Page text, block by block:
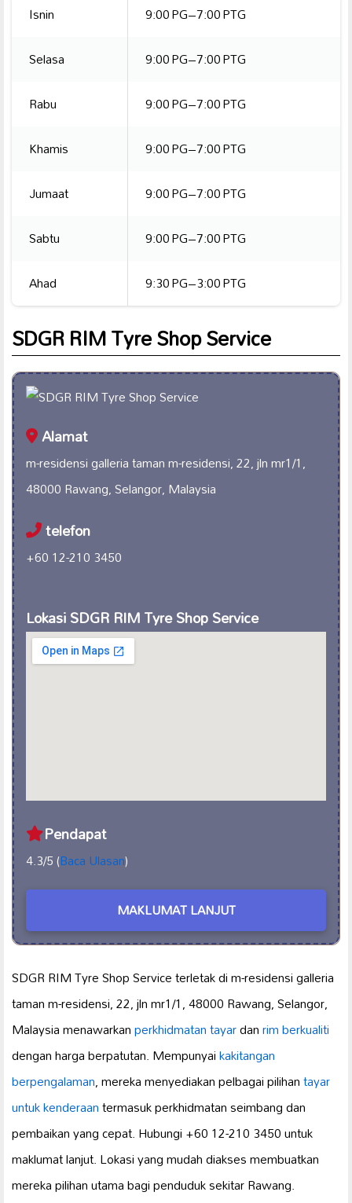
Isnin
9:00 PG–7:00 PTG
Selasa
9:00 PG–7:00 PTG
Rabu
9:00 PG–7:00 PTG
Khamis
9:00 PG–7:00 PTG
Jumaat
9:00 PG–7:00 PTG
Sabtu
9:00 PG–7:00 PTG
Ahad
9:30 PG–3:00 PTG
SDGR RIM Tyre Shop Service
Alamat
m-residensi galleria taman m-residensi, 22, jln mr1/1,
48000 Rawang, Selangor, Malaysia
telefon
+60 12-210 3450
Lokasi SDGR RIM Tyre Shop Service
Pendapat
4.3/5 (Baca Ulasan)
MAKLUMAT LANJUT
SDGR RIM Tyre Shop Service terletak di m-residensi galleria
taman m-residensi, 22, jln mr1/1, 48000 Rawang, Selangor,
Malaysia menawarkanperkhidmatan tayardanrim berkualiti
dengan harga berpatutan. Mempunyaikakitangan
berpengalaman, mereka menyediakan pelbagai pilihantayar
untuk kenderaantermasuk perkhidmatan seimbang dan
pembaikan yang cepat. Hubungi +60 12-210 3450 untuk
maklumat lanjut. Lokasi yang mudah diakses membuatkan
mereka pilihan utama bagi penduduk sekitar Rawang.